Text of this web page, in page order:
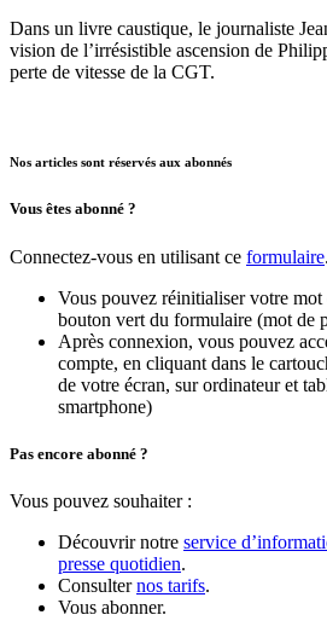
Dans un livre caustique, le journaliste
vision de l’irrésistible ascension de
perte de vitesse de la CGT.
Nos articles sont réservés aux abonnés
Vous êtes abonné ?
Connectez-vous en utilisant ce formulaire.
Vous pouvez réinitialiser votre mot
bouton vert du formulaire (mot de
Après connexion, vous pouvez
compte, en cliquant dans le
de votre écran, sur ordinateur et
smartphone)
Pas encore abonné ?
Vous pouvez souhaiter :
Découvrir notre service
presse quotidien.
Consulternos tarifs.
Vous abonner.